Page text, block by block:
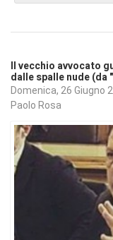
Il vecchio avvocato
dalle spalle nude (da
Domenica, 26 Giugno
Paolo Rosa